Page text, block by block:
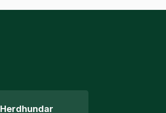
Herdhundar